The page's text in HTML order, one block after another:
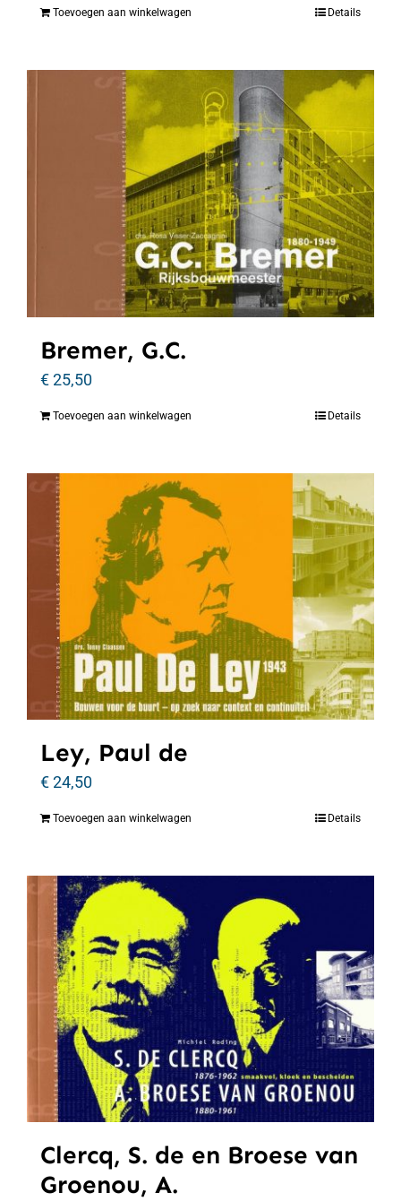
Toevoegen aan winkelwagen Details
Bremer, G.C.
€25,50
Toevoegen aan winkelwagen Details
Ley, Paul de
€24,50
Toevoegen aan winkelwagen Details
Clercq, S. de en Broese van
Groenou, A.